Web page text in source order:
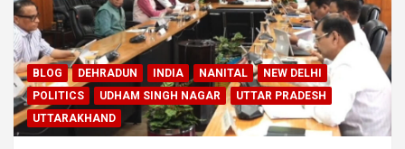
BLOG DEHRADUN INDIA NANITAL
NEW DELHI
POLITICS
UDHAM SINGH NAGAR
UTTAR PRADESH
UTTARAKHAND